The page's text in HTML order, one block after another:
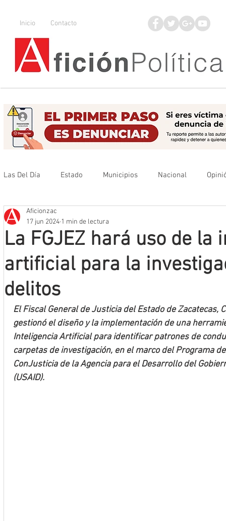
Inicio Contacto
Las Del Día Estado Municipios Nacional
Que no se olvide
Mineros LNBP
La FGJEZ hará uso de la
artificial para la
delitos
Aficionzac
17 jun 2024 1 min de lectura
El Fiscal General de Justicia del Estado de Zacatecas,
gestionó el diseño y la implementación de una
Inteligencia Artificial para identificar patrones de
carpetas de investigación, en el marco del Programa
ConJusticia de la Agencia para el Desarrollo del
(USAID).